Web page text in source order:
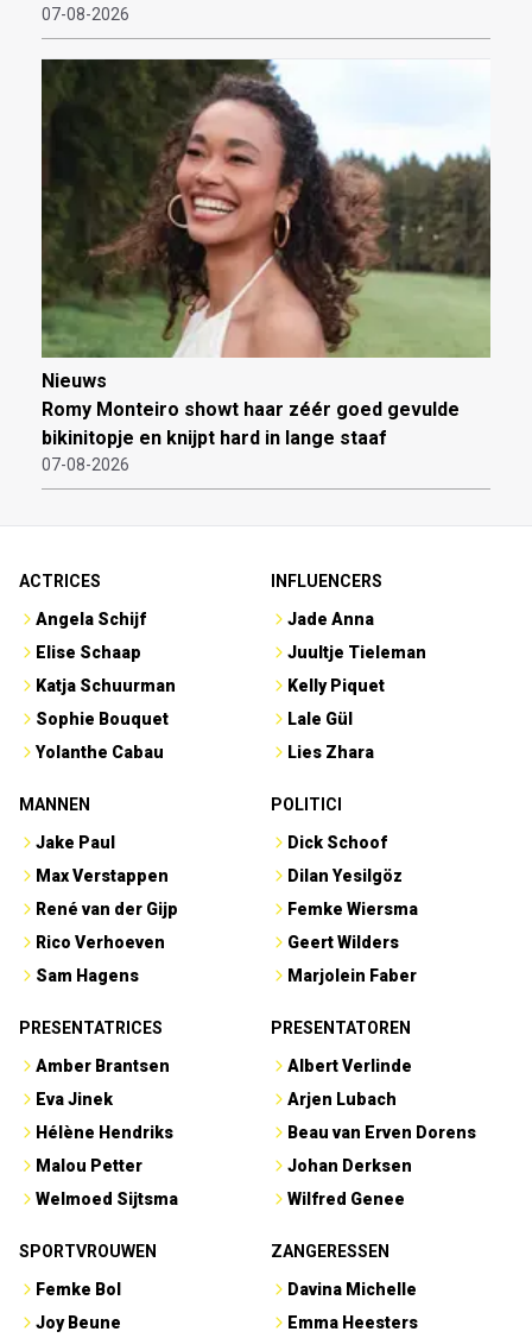
07-08-2026
Nieuws
Romy Monteiro showt haar zéér goed gevulde
bikinitopje en knijpt hard in lange staaf
07-08-2026
ACTRICES
Angela Schijf
Elise Schaap
Katja Schuurman
Sophie Bouquet
Yolanthe Cabau
INFLUENCERS
Jade Anna
Juultje Tieleman
Kelly Piquet
Lale Gül
Lies Zhara
MANNEN
Jake Paul
Max Verstappen
René van der Gijp
Rico Verhoeven
Sam Hagens
POLITICI
Dick Schoof
Dilan Yesilgöz
Femke Wiersma
Geert Wilders
Marjolein Faber
PRESENTATRICES
Amber Brantsen
Eva Jinek
Hélène Hendriks
Malou Petter
Welmoed Sijtsma
PRESENTATOREN
Albert Verlinde
Arjen Lubach
Beau van Erven Dorens
Johan Derksen
Wilfred Genee
SPORTVROUWEN
Femke Bol
Joy Beune
ZANGERESSEN
Davina Michelle
Emma Heesters